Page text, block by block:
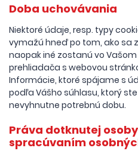
Doba uchovávania
Niektoré údaje, resp. typy
vymažú hneď po tom, ako sa
naopak iné zostanú vo
prehliadača s webovou
Informácie, ktoré spájame s
podľa Vášho súhlasu, ktorý
nevyhnutne potrebnú dobu.
Práva dotknutej
spracúvaním